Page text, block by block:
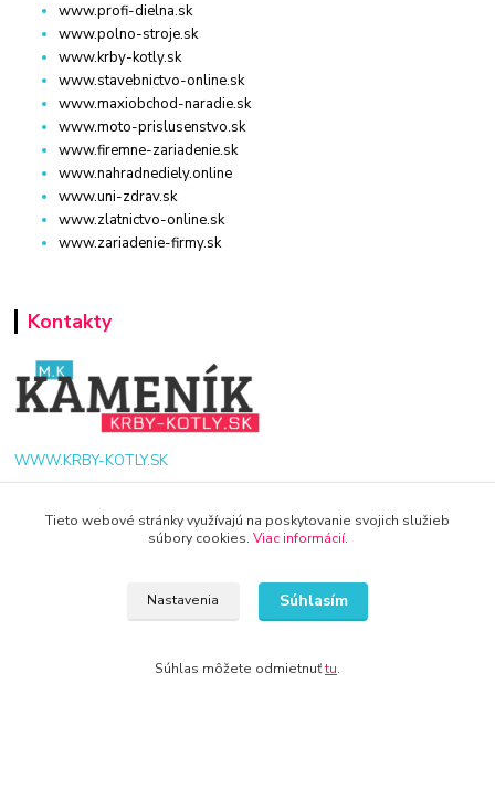
www.profi-dielna.sk
www.polno-stroje.sk
www.krby-kotly.sk
www.stavebnictvo-online.sk
www.maxiobchod-naradie.sk
www.moto-prislusenstvo.sk
www.firemne-zariadenie.sk
www.nahradnediely.online
www.uni-zdrav.sk
www.zlatnictvo-online.sk
www.zariadenie-firmy.sk
Kontakty
WWW.KRBY-KOTLY.SK
Tieto webové stránky využívajú na poskytovanie svojich služieb
súbory cookies. Viac informácií.
Nastavenia Súhlasím
Súhlas môžete odmietnuťtu.